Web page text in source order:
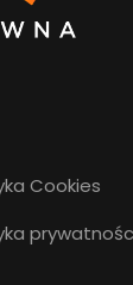
Cookies